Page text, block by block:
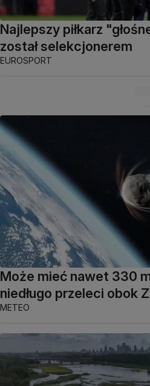
Najlepszy piłkarz
został selekcjonerem
EUROSPORT
Może mieć nawet 330
niedługo przeleci obok
METEO